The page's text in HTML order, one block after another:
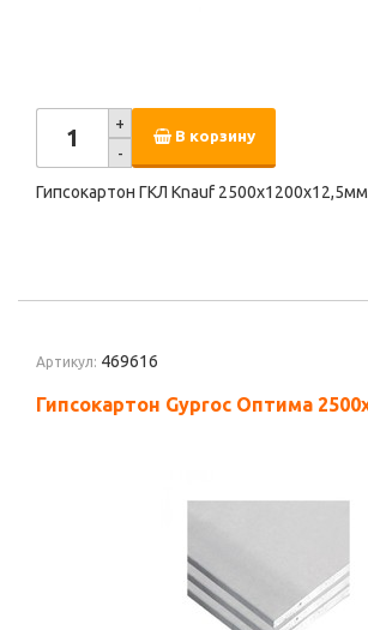
+
-
В корзину
Гипсокартон ГКЛ Knauf 2500х1200х12,5мм
Артикул: 469616
Гипсокартон Gyproc Оптима